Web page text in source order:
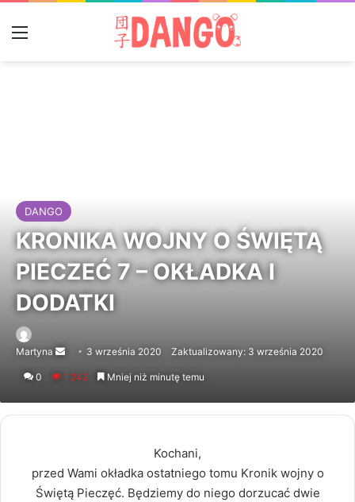
DANGO
KRONIKA WOJNY O ŚWIĘTĄ
PIECZEĆ 7 – OKŁADKA I
DODATKI
Martyna
Send
an
3 września 2020 Zaktualizowany: 3 września 2020
0 1 242 Mniej niż minutę temu
Kochani,
przed Wami okładka ostatniego tomu Kronik wojny o
Świętą Pieczęć. Będziemy do niego dorzucać dwie